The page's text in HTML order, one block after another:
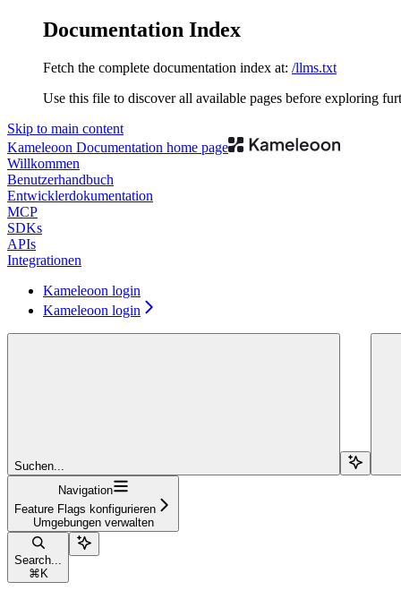
Documentation Index
Fetch the complete documentation index at: /llms.txt
Use this file to discover all available pages before exploring
Skip to main content
Kameleoon Documentation home page
Willkommen
Benutzerhandbuch
Entwicklerdokumentation
MCP
SDKs
APIs
Integrationen
Kameleoon login
Kameleoon login
Suchen...
Navigation
Feature Flags konfigurieren
Umgebungen verwalten
Search...
⌘ K